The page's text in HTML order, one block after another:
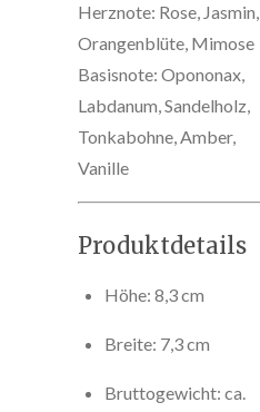
Herznote: Rose, Jasmin,
Orangenblüte, Mimose
Basisnote: Opononax,
Labdanum, Sandelholz,
Tonkabohne, Amber,
Vanille
Produktdetails
Höhe: 8,3 cm
Breite: 7,3 cm
Bruttogewicht: ca.